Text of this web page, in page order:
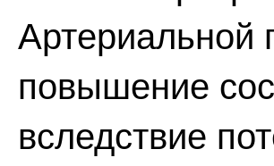
Артериальной
повышение
вследствие